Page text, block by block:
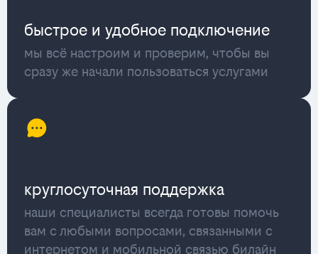
быстрое и удобное подключение
мы всё настроим и проверим, чтобы вы
сразу же начали пользоваться услугами
круглосуточная поддержка
наши специалисты всегда готовы помочь
вам с любыми вопросами, связанными с
интернетом и мобильной связью билайн